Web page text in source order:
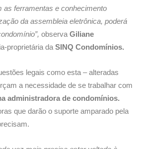
as ferramentas e conhecimento
da assembleia eletrônica, poderá
observa Giliane
proprietária da SINQ Condomínios.
legais como esta – alteradas
a necessidade de se trabalhar com
administradora de condomínios.
que darão o suporte amparado pela